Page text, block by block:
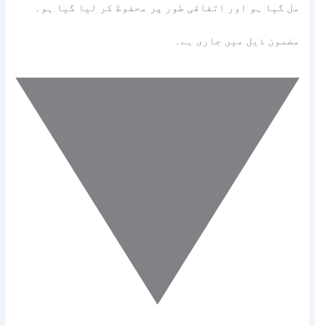
مل گیا ہو اور اتفاقی طور پر محفوظ کر لیا گیا ہو۔
مضمون ذیل میں جاری ہے۔